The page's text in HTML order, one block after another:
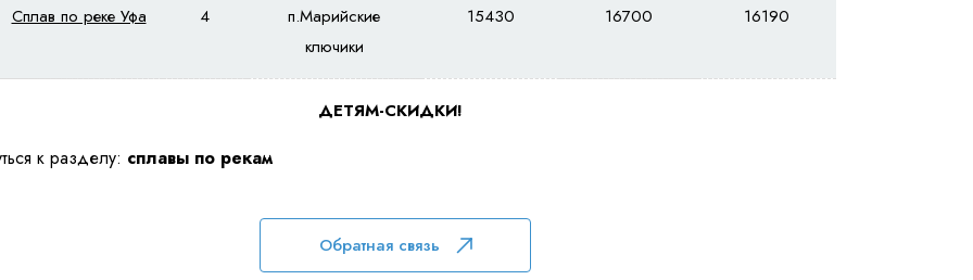
Сплав по реке Уфа 4
п.Марийские
ключики
15430 16700 16190
ДЕТЯМ-СКИДКИ!
к разделу: сплавы по рекам
Обратная связь